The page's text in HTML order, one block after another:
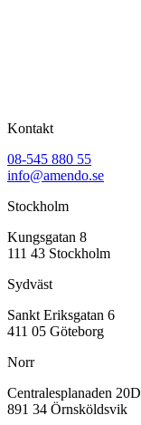
Kontakt
08-545 880 55
info@amendo.se
Stockholm
Kungsgatan 8
111 43 Stockholm
Sydväst
Sankt Eriksgatan 6
411 05 Göteborg
Norr
Centralesplanaden 20D
891 34 Örnsköldsvik